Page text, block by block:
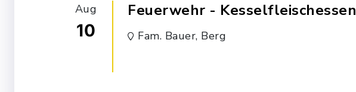
Aug
10
Feuerwehr - Kesselfleischessen
Fam. Bauer, Berg